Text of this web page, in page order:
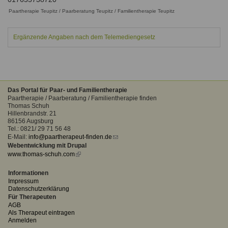
Qualitätssicherung
Familienthemen
Systemischer Ansatz
Veranstaltungen
Seminare und Kurse
Fortbildungen
Information über Qualifikation
Benutzername*
Passwort
vergessen?
Anmelden
Sitemap
Formular zur Registrierung
Paartherapie Teupitz / Paarberatung Teupitz / Familientherapie Teupitz
Ergänzende Angaben nach dem Telemediengesetz
Das Portal für Paar- und Familientherapie
Paartherapie / Paarberatung / Familientherapie finden
Thomas Schuh
Hillenbrandstr. 21
86156 Augsburg
Tel.: 0821/ 29 71 56 48
E-Mail: info@paartherapeut-finden.de (link
Webentwicklung mit Drupal
www.thomas-schuh.com(link
Informationen
Impressum
Datenschutzerklärung
Für Therapeuten
AGB
Als Therapeut eintragen
Anmelden